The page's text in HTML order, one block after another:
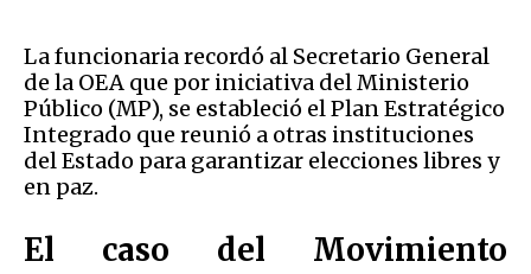
La funcionaria recordó al Secretario General
de la OEA que por iniciativa del Ministerio
Público (MP), se estableció el Plan Estratégico
Integrado que reunió a otras instituciones
del Estado para garantizar elecciones libres y
en paz.
El caso del Movimiento